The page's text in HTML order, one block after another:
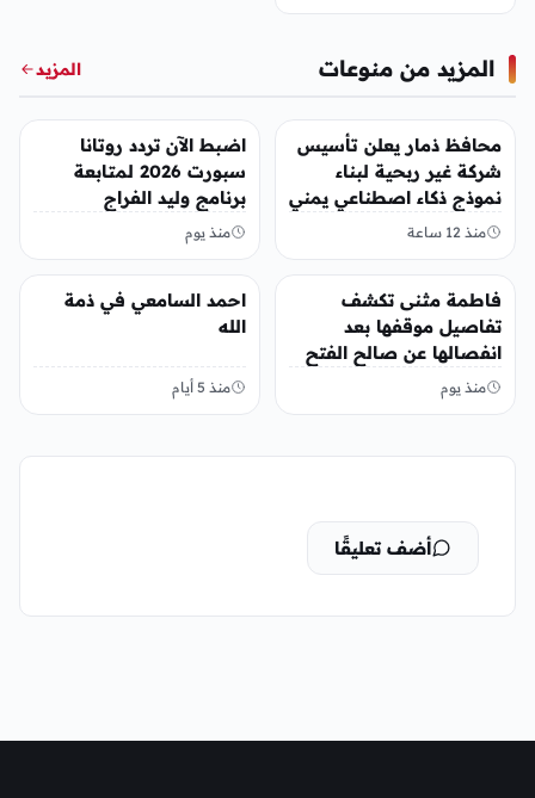
المزيد من منوعات المزيد
منوعات
محافظ ذمار يعلن تأسيس
شركة غير ربحية لبناء
نموذج ذكاء اصطناعي يمني
منذ 12 ساعة
منوعات
اضبط الآن تردد روتانا
سبورت 2026 لمتابعة
برنامج وليد الفراج
منذ يوم
منوعات
فاطمة مثنى تكشف
تفاصيل موقفها بعد
انفصالها عن صالح الفتح
منذ يوم
منوعات
احمد السامعي في ذمة
الله
منذ 5 أيام
أضف تعليقًا